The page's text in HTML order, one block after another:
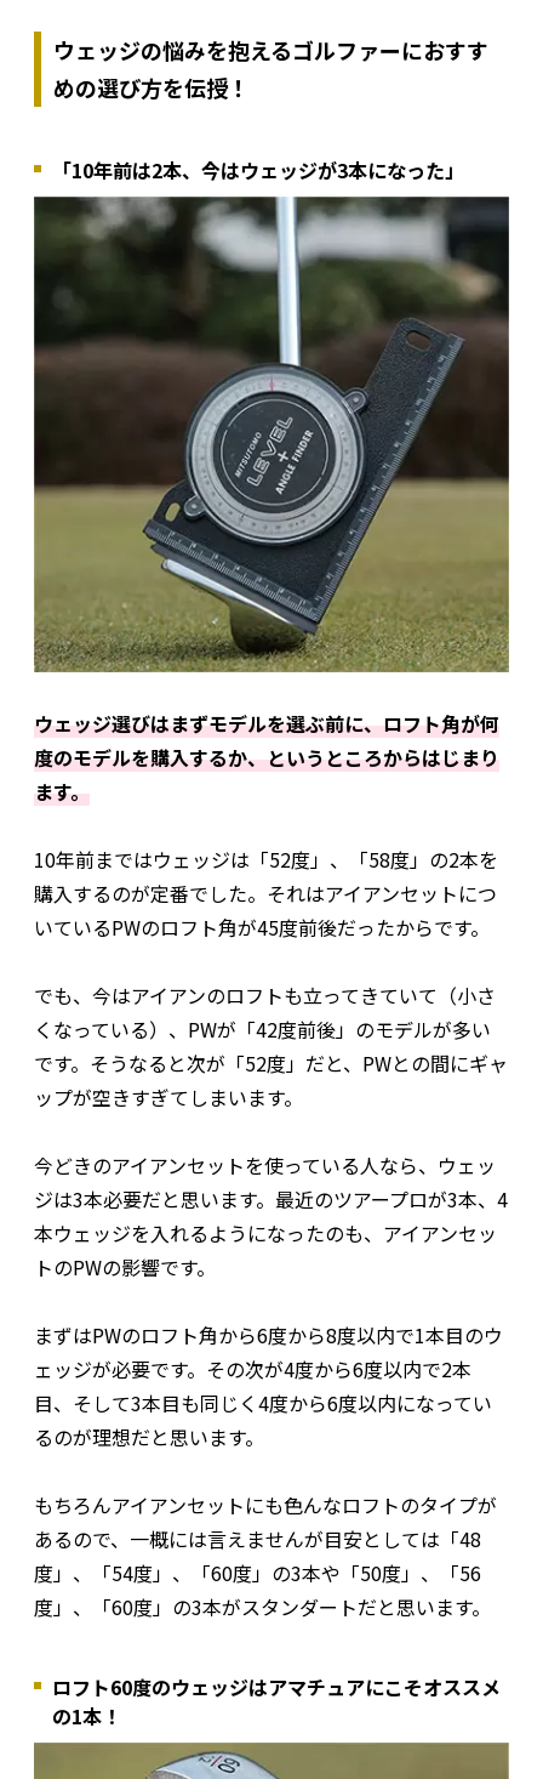
ウェッジの悩みを抱えるゴルファーにおすす
めの選び方を伝授！
「10年前は2本、今はウェッジが3本になった」
ウェッジ選びはまずモデルを選ぶ前に、ロフト角が何
度のモデルを購入するか、というところからはじまり
ます。
10年前まではウェッジは「52度」、「58度」の2本を
購入するのが定番でした。それはアイアンセットにつ
いているPWのロフト角が45度前後だったからです。
でも、今はアイアンのロフトも立ってきていて（小さ
くなっている）、PWが「42度前後」のモデルが多い
です。そうなると次が「52度」だと、PWとの間にギャ
ップが空きすぎてしまいます。
今どきのアイアンセットを使っている人なら、ウェッ
ジは3本必要だと思います。最近のツアープロが3本、4
本ウェッジを入れるようになったのも、アイアンセッ
トのPWの影響です。
まずはPWのロフト角から6度から8度以内で1本目のウ
ェッジが必要です。その次が4度から6度以内で2本
目、そして3本目も同じく4度から6度以内になってい
るのが理想だと思います。
もちろんアイアンセットにも色んなロフトのタイプが
あるので、一概には言えませんが目安としては「48
度」、「54度」、「60度」の3本や「50度」、「56
度」、「60度」の3本がスタンダートだと思います。
ロフト60度のウェッジはアマチュアにこそオススメ
の1本！